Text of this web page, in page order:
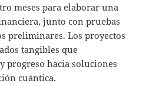
meses para elaborar una
junto con pruebas
preliminares. Los proyectos
tangibles que
progreso hacia soluciones
cuántica.